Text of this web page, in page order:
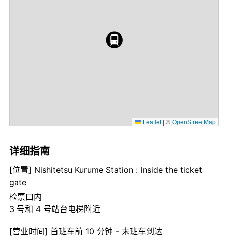
Leaflet | ©OpenStreetMap
详细指南
[位置] Nishitetsu Kurume Station : Inside the ticket
gate
检票口内
3 号和 4 号站台电梯附近
[营业时间] 首班车前 10 分钟 - 末班车到达